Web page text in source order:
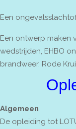
Een
Een ontwerp maken
wedstrijden, EHBO
brandweer, Rode
Algemeen
De opleiding tot